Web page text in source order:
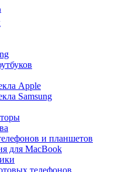
Apple
Samsung
и планшетов
для MacBook
телефонов